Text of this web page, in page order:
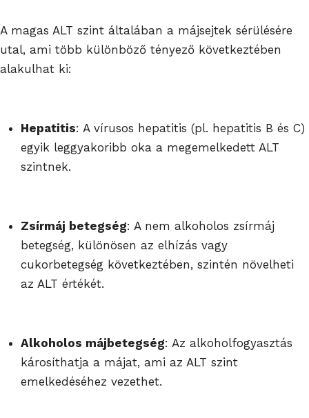
A magas ALT szint általában a májsejtek sérülésére
utal, ami több különböző tényező következtében
alakulhat ki:
Hepatitis: A vírusos hepatitis (pl. hepatitis B és C)
egyik leggyakoribb oka a megemelkedett ALT
szintnek.
Zsírmáj betegség: A nem alkoholos zsírmáj
betegség, különösen az elhízás vagy
cukorbetegség következtében, szintén növelheti
az ALT értékét.
Alkoholos májbetegség: Az alkoholfogyasztás
károsíthatja a májat, ami az ALT szint
emelkedéséhez vezethet.